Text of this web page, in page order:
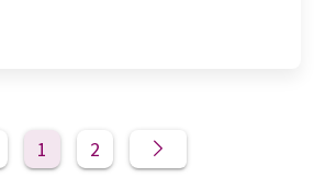
1 2